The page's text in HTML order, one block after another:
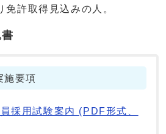
免許取得見込みの人。
施要項
採用試験案内 (PDF形式、